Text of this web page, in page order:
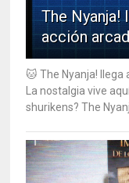
The Nyanja!
acción
🐱 The Nyanja! llega
La nostalgia vive
shurikens? The